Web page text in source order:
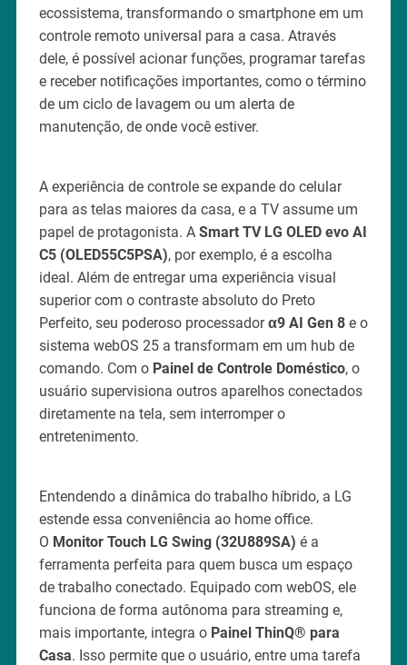
ecossistema, transformando o smartphone em um
controle remoto universal para a casa. Através
dele, é possível acionar funções, programar tarefas
e receber notificações importantes, como o término
de um ciclo de lavagem ou um alerta de
manutenção, de onde você estiver.
A experiência de controle se expande do celular
para as telas maiores da casa, e a TV assume um
papel de protagonista. A Smart TV LG OLED evo AI
C5 (OLED55C5PSA), por exemplo, é a escolha
ideal. Além de entregar uma experiência visual
superior com o contraste absoluto do Preto
Perfeito, seu poderoso processadorα9 AI Gen 8e o
sistema webOS 25 a transformam em um hub de
comando. Com o Painel de Controle Doméstico, o
usuário supervisiona outros aparelhos conectados
diretamente na tela, sem interromper o
entretenimento.
Entendendo a dinâmica do trabalho híbrido, a LG
estende essa conveniência ao home office.
O Monitor Touch LG Swing (32U889SA) é a
ferramenta perfeita para quem busca um espaço
de trabalho conectado. Equipado com webOS, ele
funciona de forma autônoma para streaming e,
mais importante, integra o Painel ThinQ® para
Casa. Isso permite que o usuário, entre uma tarefa